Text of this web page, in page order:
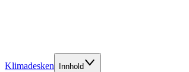
Klimadesken Innhold